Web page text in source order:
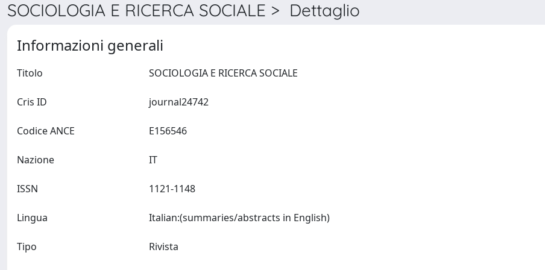
SOCIOLOGIA E RICERCA SOCIALE > Dettaglio
Informazioni generali
Titolo
Cris ID
Codice ANCE
Nazione
ISSN
Lingua
Tipo Rivista